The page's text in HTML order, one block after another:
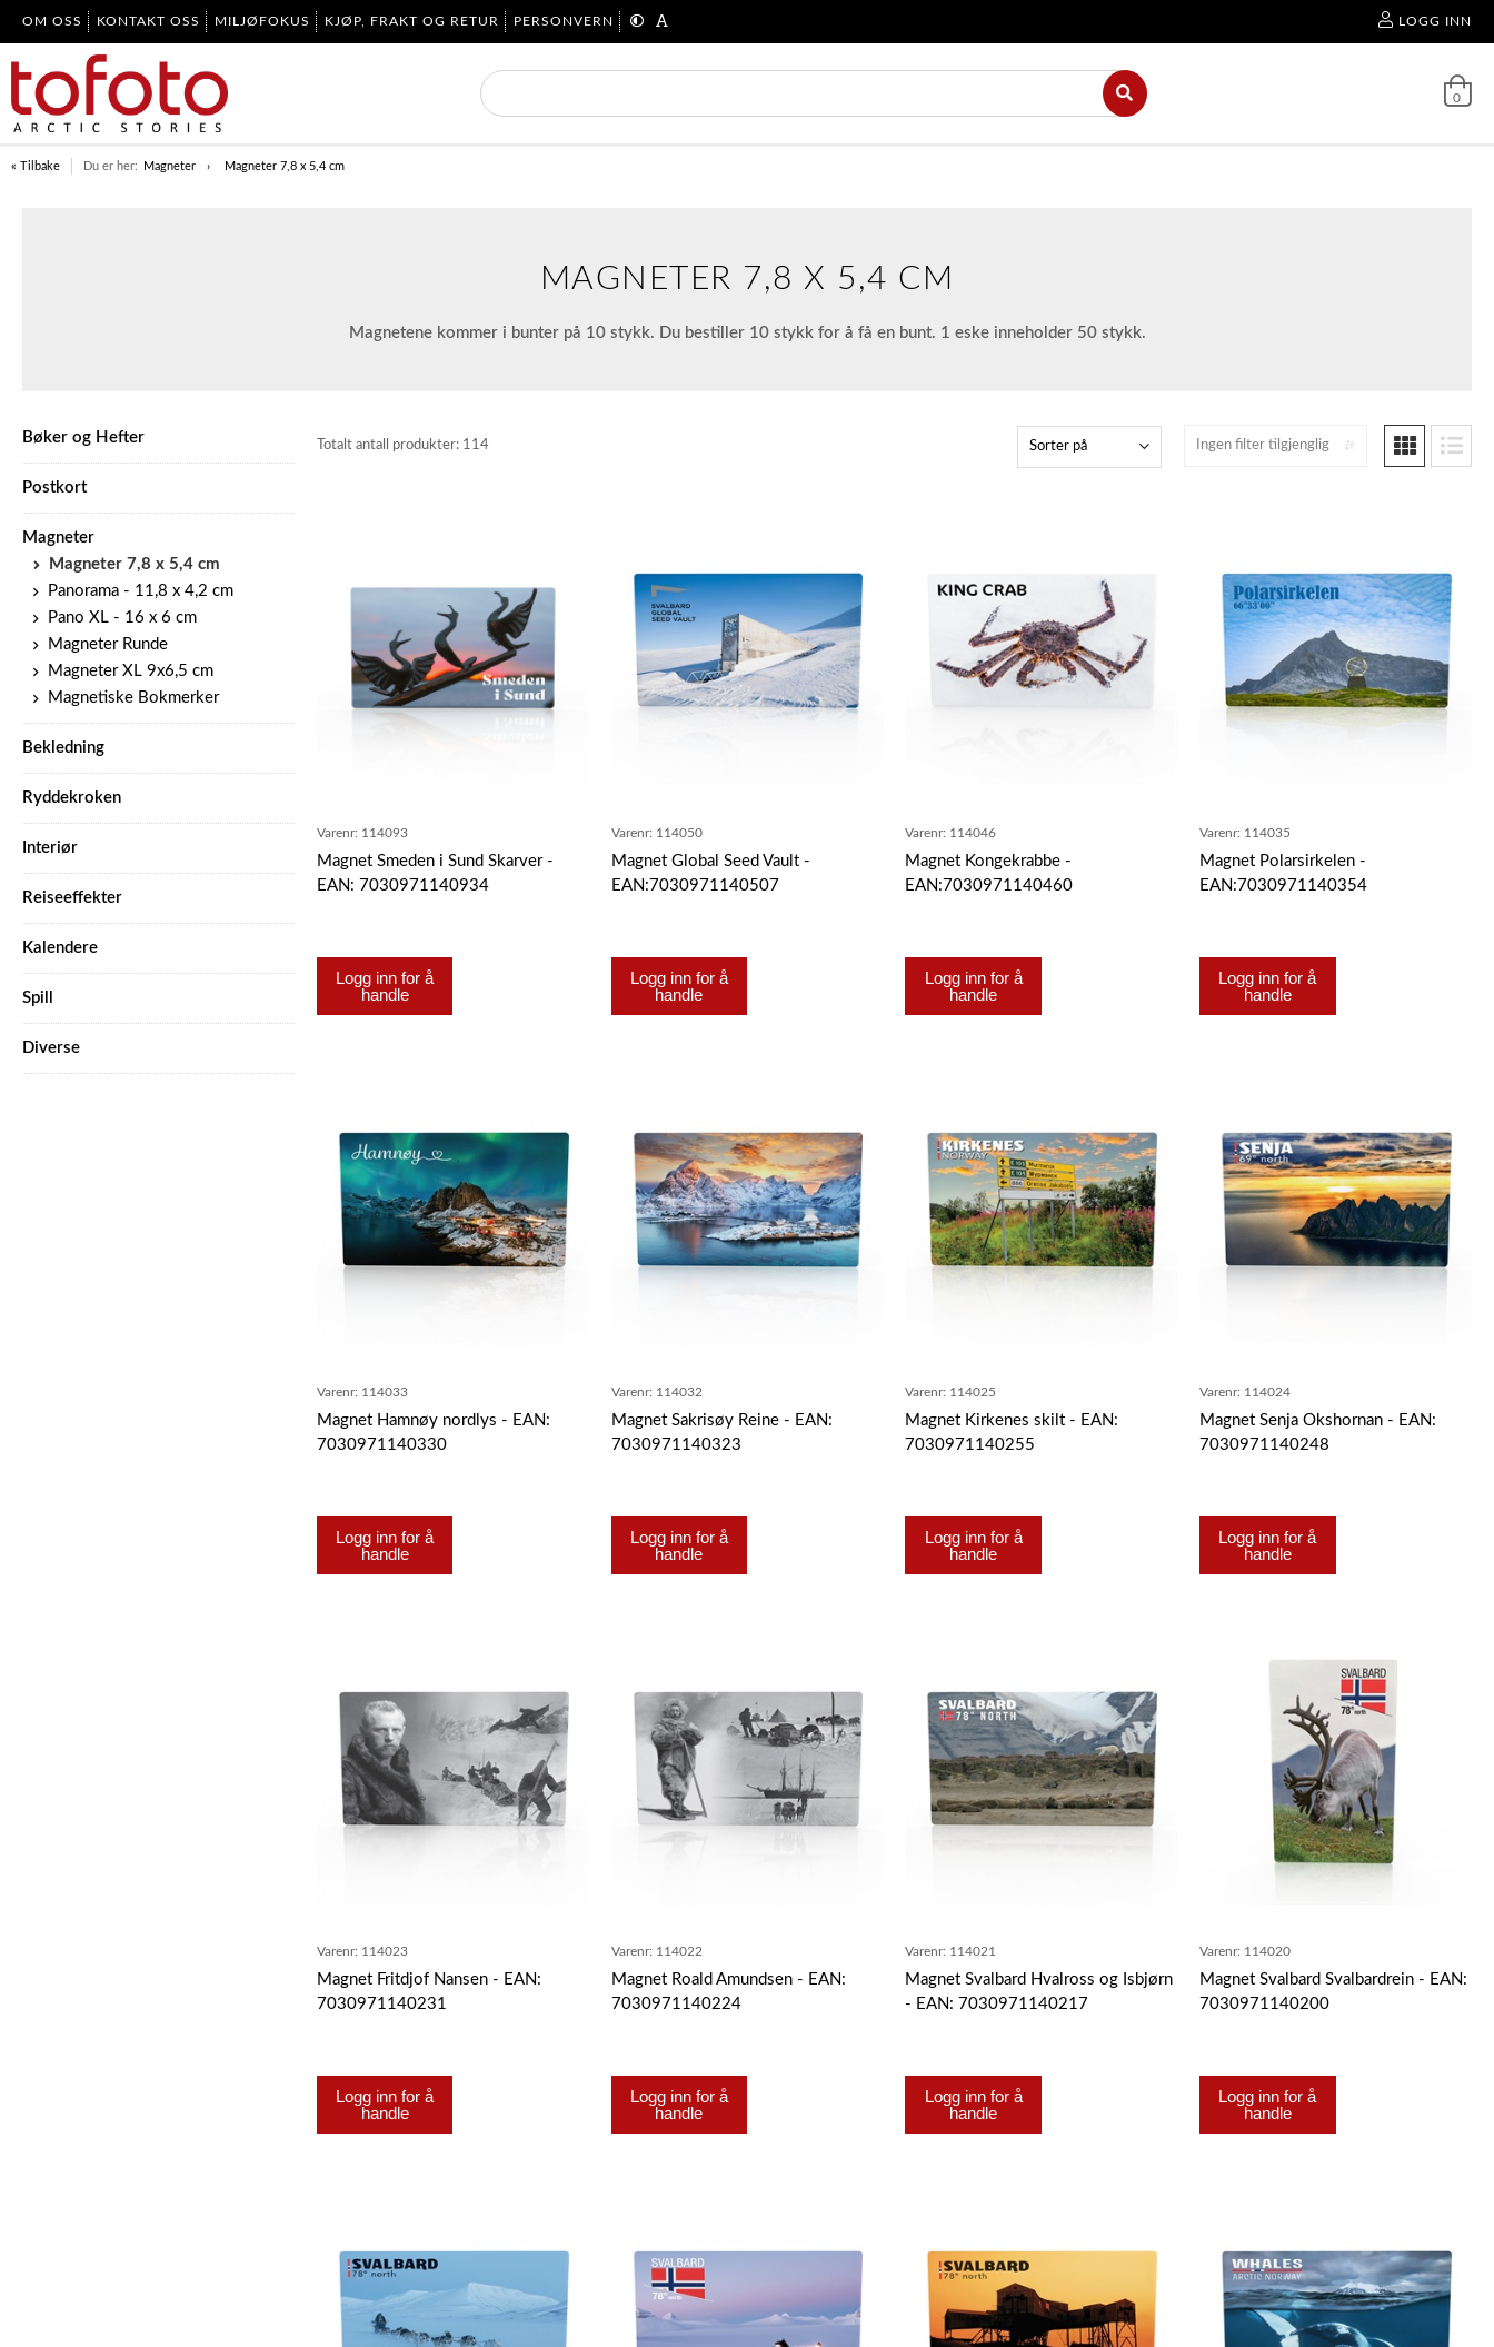
OM OSS KONTAKT OSS MILJØFOKUS KJØP, FRAKT OG RETUR PERSONVERN LOGG INN
0
« Tilbake Du er her: Magneter Magneter 7,8 x 5,4 cm
MAGNETER 7,8 X 5,4 CM
Magnetene kommer i bunter på 10 stykk. Du bestiller 10 stykk for å få en bunt. 1 eske inneholder 50 stykk.
Bøker og Hefter
Postkort
Magneter
Magneter 7,8 x 5,4 cm
Panorama - 11,8 x 4,2 cm
Pano XL - 16 x 6 cm
Magneter Runde
Magneter XL 9x6,5 cm
Magnetiske Bokmerker
Bekledning
Ryddekroken
Interiør
Reiseeffekter
Kalendere
Spill
Diverse
Totalt antall produkter: 114 Ingen filter tilgjenglig
Sorter på
Varenr: 114093
Magnet Smeden i Sund Skarver -
EAN: 7030971140934
Logg inn for å
handle
Varenr: 114050
Magnet Global Seed Vault -
EAN:7030971140507
Logg inn for å
handle
Varenr: 114046
Magnet Kongekrabbe -
EAN:7030971140460
Logg inn for å
handle
Varenr: 114035
Magnet Polarsirkelen -
EAN:7030971140354
Logg inn for å
handle
Varenr: 114033
Magnet Hamnøy nordlys - EAN:
7030971140330
Logg inn for å
handle
Varenr: 114032
Magnet Sakrisøy Reine - EAN:
7030971140323
Logg inn for å
handle
Varenr: 114025
Magnet Kirkenes skilt - EAN:
7030971140255
Logg inn for å
handle
Varenr: 114024
Magnet Senja Okshornan - EAN:
7030971140248
Logg inn for å
handle
Varenr: 114023
Magnet Fritdjof Nansen - EAN:
7030971140231
Logg inn for å
handle
Varenr: 114022
Magnet Roald Amundsen - EAN:
7030971140224
Logg inn for å
handle
Varenr: 114021
Magnet Svalbard Hvalross og Isbjørn
- EAN: 7030971140217
Logg inn for å
handle
Varenr: 114020
Magnet Svalbard Svalbardrein - EAN:
7030971140200
Logg inn for å
handle